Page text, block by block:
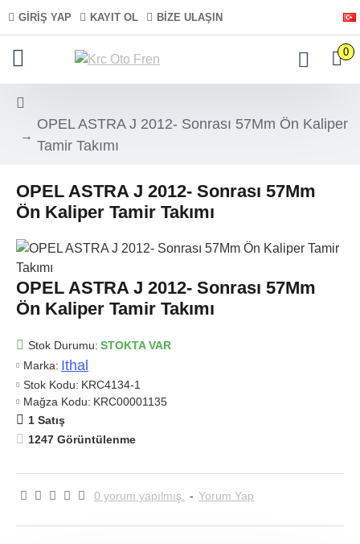
GIRIŞ YAP KAYIT OL BIZE ULAŞIN
0
OPEL ASTRA J 2012- Sonrası 57Mm Ön Kaliper
Tamir Takımı
OPEL ASTRA J 2012- Sonrası 57Mm
Ön Kaliper Tamir Takımı
OPEL ASTRA J 2012- Sonrası 57Mm
Ön Kaliper Tamir Takımı
Stok Durumu: STOKTA VAR
Marka: Ithal
Stok Kodu: KRC4134-1
Mağza Kodu: KRC00001135
1 Satış
1247 Görüntülenme
0 yorum yapılmış. - Yorum Yap